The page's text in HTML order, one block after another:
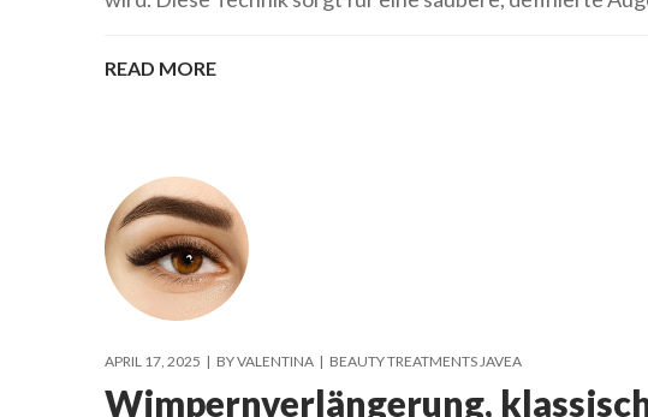
READ MORE
APRIL 17, 2025 BYVALENTINA BEAUTY TREATMENTS JAVEA
Wimpernverlängerung,